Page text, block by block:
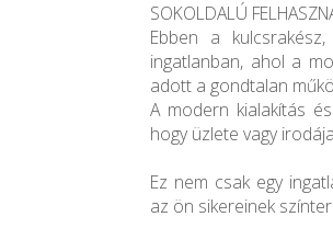
SOKOLDALÚ
Ebben a
ingatlanban, ahol a
adott a gondtalan
A modern kialakítás
hogy üzlete vagy
Ez nem csak egy
az ön sikereinek